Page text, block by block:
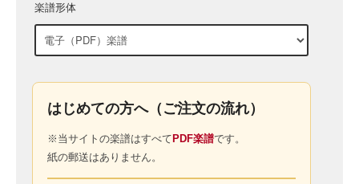
楽譜形体
はじめての方へ（ご注文の流れ）
※当サイトの楽譜はすべてPDF楽譜です。
紙の郵送はありません。